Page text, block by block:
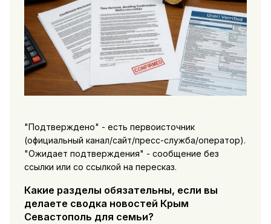
"Подтверждено" - есть первоисточник
(официальный канал/сайт/пресс-служба/оператор).
"Ожидает подтверждения" - сообщение без
ссылки или со ссылкой на пересказ.
Какие разделы обязательны, если вы
делаете сводка новостей Крым
Севастополь для семьи?